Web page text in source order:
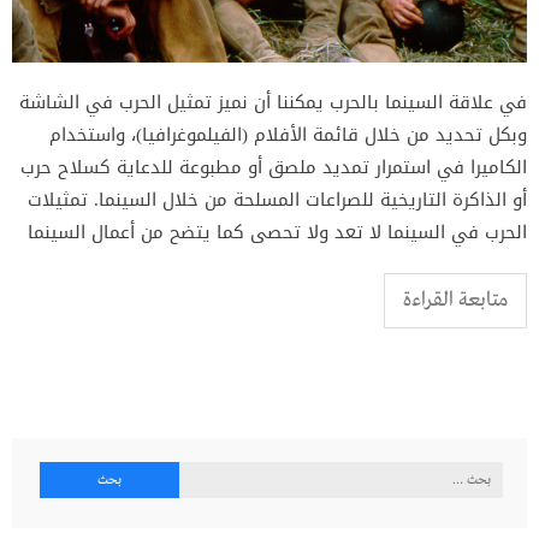
في علاقة السينما بالحرب يمكننا أن نميز تمثيل الحرب في الشاشة
وبكل تحديد من خلال قائمة الأفلام (الفيلموغرافيا)، واستخدام
الكاميرا في استمرار تمديد ملصق أو مطبوعة للدعاية كسلاح حرب
أو الذاكرة التاريخية للصراعات المسلحة من خلال السينما. تمثيلات
الحرب في السينما لا تعد ولا تحصى كما يتضح من أعمال السينما
متابعة القراءة
البحث